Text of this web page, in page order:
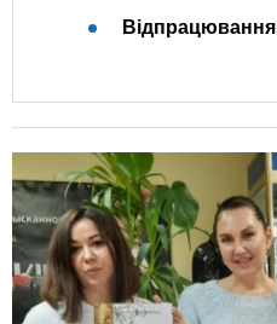
Відпрацювання